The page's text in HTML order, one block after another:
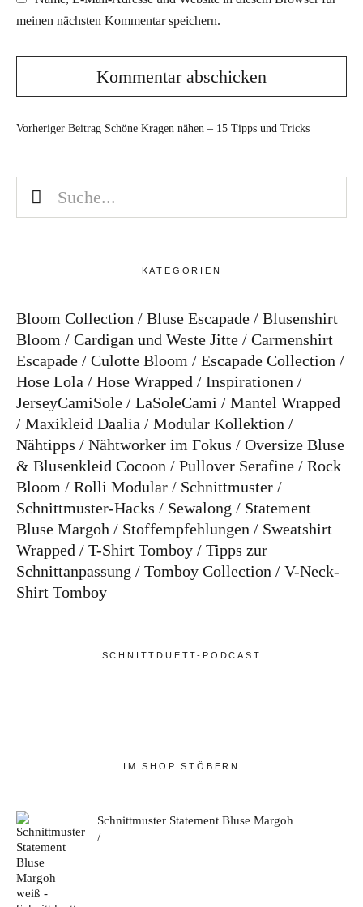
meinen nächsten Kommentar speichern.
Vorheriger Beitrag Schöne Kragen nähen – 15 Tipps und Tricks
KATEGORIEN
Bloom Collection Bluse Escapade
Blusenshirt
Bloom
Cardigan und Weste Jitte
Carmenshirt
Escapade
Culotte Bloom
Escapade Collection
Hose Lola
Hose Wrapped
Inspirationen
JerseyCamiSole
LaSoleCami
Mantel Wrapped
Maxikleid Daalia
Modular Kollektion
Nähtipps
Nähtworker im Fokus
Oversize Bluse
& Blusenkleid Cocoon
Pullover Serafine
Rock
Bloom
Rolli Modular
Schnittmuster
Schnittmuster-Hacks
Sewalong
Statement
Bluse Margoh
Stoffempfehlungen
Sweatshirt
Wrapped
T-Shirt Tomboy
Tipps zur
Schnittanpassung
Tomboy Collection
V-Neck-
Shirt Tomboy
SCHNITTDUETT-PODCAST
IM SHOP STÖBERN
Schnittmuster Statement Bluse Margoh